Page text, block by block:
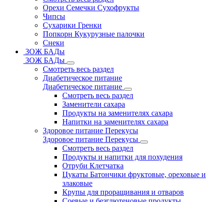
Орехи Семечки Сухофрукты
Чипсы
Сухарики Гренки
Попкорн Кукурузные палочки
Снеки
ЗОЖ БАДы
ЗОЖ БАДы
Смотреть весь раздел
Диабетическое питание
Диабетическое питание
Смотреть весь раздел
Заменители сахара
Продукты на заменителях сахара
Напитки на заменителях сахара
Здоровое питание Перекусы
Здоровое питание Перекусы
Смотреть весь раздел
Продукты и напитки для похудения
Отруби Клетчатка
Цукаты Батончики фруктовые, ореховые и
злаковые
Крупы для проращивания и отваров